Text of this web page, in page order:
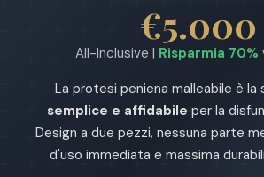
€5.000
All-Inclusive | Risparmia 70%
La protesi peniena malleabile è la
semplice e affidabile per la
Design a due pezzi, nessuna parte
d'uso immediata e massima